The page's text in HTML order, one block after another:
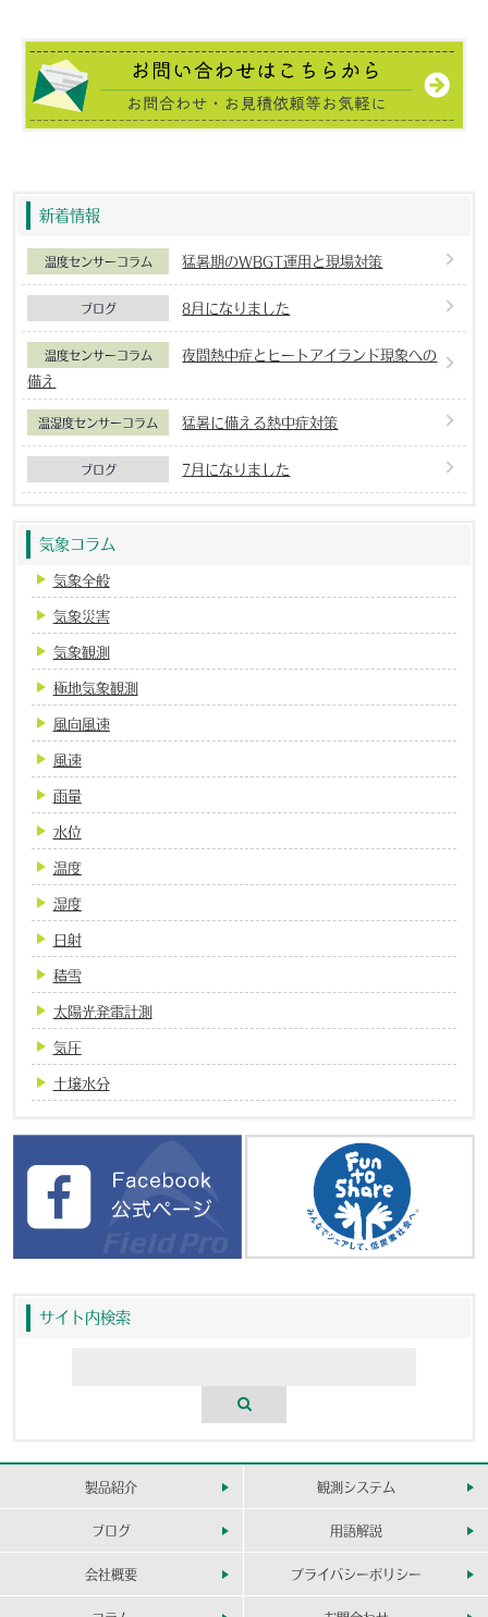
新着情報
温度センサーコラム 猛暑期のWBGT運用と現場対策
ブログ 8月になりました
温度センサーコラム
夜間熱中症とヒートアイランド現象への
備え
温湿度センサーコラム 猛暑に備える熱中症対策
ブログ 7月になりました
気象コラム
気象全般
気象災害
気象観測
極地気象観測
風向風速
風速
雨量
水位
温度
湿度
日射
積雪
太陽光発電計測
気圧
土壌水分
サイト内検索
製品紹介 観測システム
ブログ 用語解説
会社概要 プライバシーポリシー